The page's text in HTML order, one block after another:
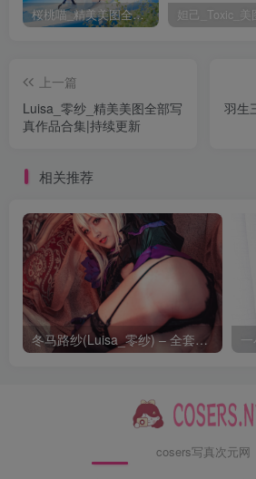
047.森罗财团 – 月下003 小夜 深灰
2.04GB]
044.森罗财团 – 月下006 小夜 白丝
043.森罗财团 – 月下007 小夜 黑丝 10D
042.森萝财团 – 朝露02E 4K[103P-2V-
041.森萝财团 – 春雪 05E[103P-2V-
040.森萝财团 – 内部 JK死库水[95P-1V-
039.森萝财团 – 内部 朝露 01E[126P-
038.森萝财团 – 内部 春雪 06E
035.森萝财团 – 内部 晴涩 08E[99P-1V-
034.森萝财团 – 内部 晴涩 09E[105P-
桜桃喵_精美美图全部写真作品合集|持续更新
上一篇
Luisa_零纱_精美美图全部写
真作品合集|持续更新
羽生
相关推荐
冬马路纱(Luisa_零纱) – 全套合集14期[5G-2026.8]
cosers写真次元网